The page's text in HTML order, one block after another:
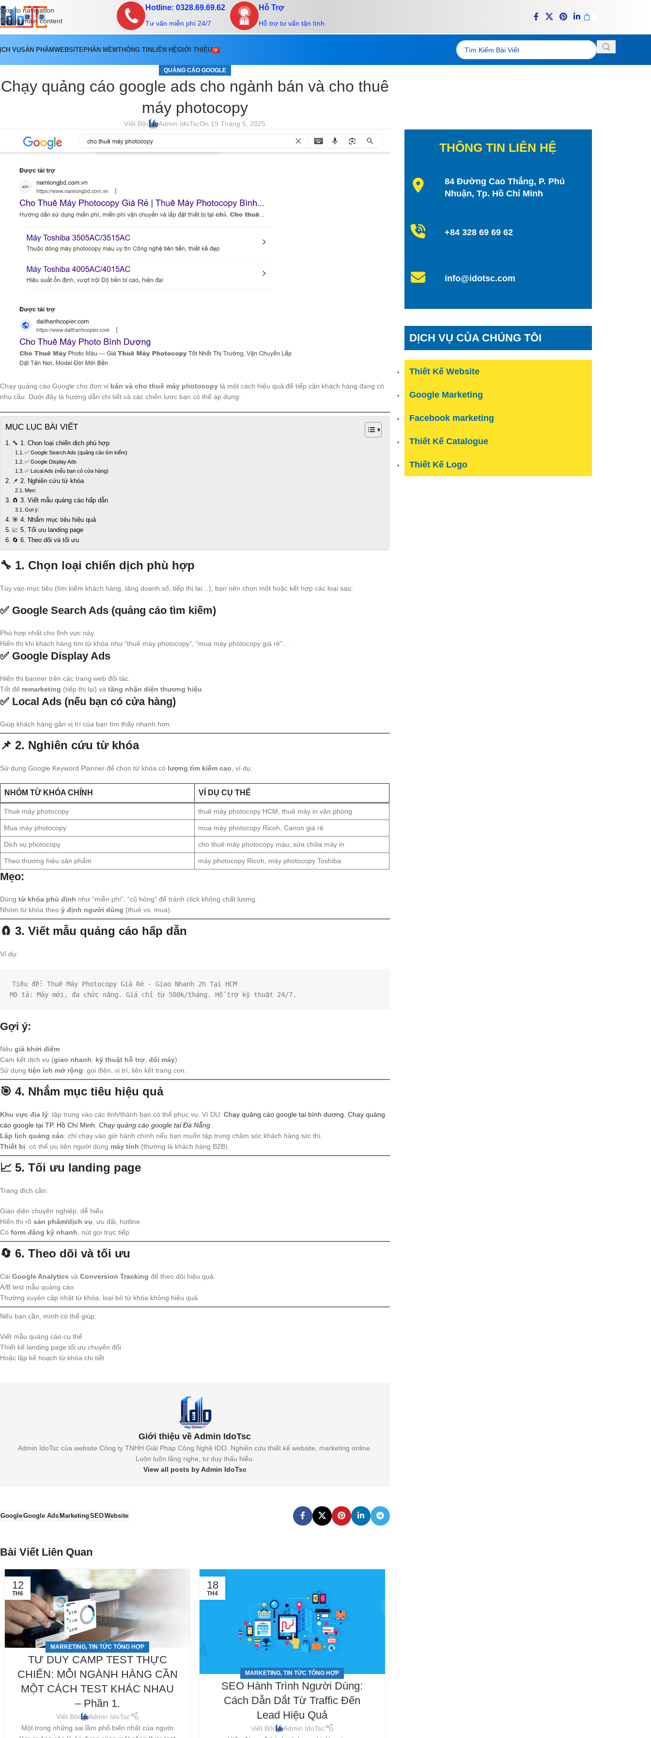
Skip to navigation
Skip to main content
Hotline: 0328.69.69.62
Tư vấn miễn phí 24/7
Hỗ Trợ
Hỗ trợ tư vấn tận tình
VỤSẢN PHẨMWEBSITEPHẦN MỀMTHÔNG TINLIÊN HỆGIỚI THIỆU
QUẢNG CÁO GOOGLE
Chạy quảng cáo google ads cho ngành bán và cho thuê
máy photocopy
Viết Bởi Admin IdoTscOn 19 Tháng 5, 2025
Chạy quảng cáo Google cho đơn vị bán và cho thuê máy photocopy là một cách hiệu quả để tiếp cận khách hàng đang có
nhu cầu. Dưới đây là hướng dẫn chi tiết và các chiến lược bạn có thể áp dụng:
MỤC LỤC BÀI VIẾT
🔧 1. Chọn loại chiến dịch phù hợp
✅ Google Search Ads (quảng cáo tìm kiếm)
✅ Google Display Ads
✅ Local Ads (nếu bạn có cửa hàng)
📌 2. Nghiên cứu từ khóa
Mẹo:
🧲 3. Viết mẫu quảng cáo hấp dẫn
Gợi ý:
🎯 4. Nhắm mục tiêu hiệu quả
📈 5. Tối ưu landing page
🔄 6. Theo dõi và tối ưu
🔧 1. Chọn loại chiến dịch phù hợp
Tùy vào mục tiêu (tìm kiếm khách hàng, tăng doanh số, tiếp thị lại…), bạn nên chọn một hoặc kết hợp các loại sau:
✅ Google Search Ads (quảng cáo tìm kiếm)
Phù hợp nhất cho lĩnh vực này.
Hiển thị khi khách hàng tìm từ khóa như “thuê máy photocopy”, “mua máy photocopy giá rẻ”…
✅ Google Display Ads
Hiển thị banner trên các trang web đối tác.
Tốt để remarketing (tiếp thị lại) và tăng nhận diện thương hiệu.
✅ Local Ads (nếu bạn có cửa hàng)
Giúp khách hàng gần vị trí của bạn tìm thấy nhanh hơn.
📌 2. Nghiên cứu từ khóa
Sử dụng Google Keyword Planner để chọn từ khóa có lượng tìm kiếm cao, ví dụ:
NHÓM TỪ KHÓA CHÍNH VÍ DỤ CỤ THỂ
Thuê máy photocopy thuê máy photocopy HCM, thuê máy in văn phòng
Mua máy photocopy mua máy photocopy Ricoh, Canon giá rẻ
Dịch vụ photocopy cho thuê máy photocopy màu, sửa chữa máy in
Theo thương hiệu sản phẩm máy photocopy Ricoh, máy photocopy Toshiba
Mẹo:
Dùng từ khóa phủ định như “miễn phí”, “cũ hỏng” để tránh click không chất lượng.
Nhóm từ khóa theo ý định người dùng (thuê vs. mua).
🧲 3. Viết mẫu quảng cáo hấp dẫn
Ví dụ:
Tiêu đề: Thuê Máy Photocopy Giá Rẻ - Giao Nhanh 2h Tại HCM
Mô tả: Máy mới, đa chức năng. Giá chỉ từ 500k/tháng. Hỗ trợ kỹ thuật 24/7.
Gợi ý:
Nêu giá khởi điểm
Cam kết dịch vụ (giao nhanh, kỹ thuật hỗ trợ, đổi máy)
Sử dụng tiện ích mở rộng: gọi điện, vị trí, liên kết trang con.
🎯 4. Nhắm mục tiêu hiệu quả
Khu vực địa lý: tập trung vào các tỉnh/thành bạn có thể phục vụ. Ví DỤ: Chạy quảng cáo google tại bình dương, Chạy quảng
cáo google tại TP. Hồ Chí Minh, Chạy quảng cáo google tại Đà Nẵng
Lập lịch quảng cáo: chỉ chạy vào giờ hành chính nếu bạn muốn tập trung chăm sóc khách hàng tức thì.
Thiết bị: có thể ưu tiên người dùng máy tính (thường là khách hàng B2B).
📈 5. Tối ưu landing page
Trang đích cần:
Giao diện chuyên nghiệp, dễ hiểu.
Hiển thị rõ sản phẩm/dịch vụ, ưu đãi, hotline.
Có form đăng ký nhanh, nút gọi trực tiếp.
🔄 6. Theo dõi và tối ưu
Cài Google Analytics và Conversion Tracking để theo dõi hiệu quả.
A/B test mẫu quảng cáo.
Thường xuyên cập nhật từ khóa, loại bỏ từ khóa không hiệu quả.
Nếu bạn cần, mình có thể giúp:
Viết mẫu quảng cáo cụ thể
Thiết kế landing page tối ưu chuyển đổi
Hoặc lập kế hoạch từ khóa chi tiết
Giới thiệu về Admin IdoTsc
Admin IdoTsc của website Công ty TNHH Giải Pháp Công Nghệ IDO. Nghiên cứu thiết kế website, marketing online.
Luôn luôn lắng nghe, tư duy thấu hiểu.
View all posts by Admin IdoTsc
GoogleGoogle AdsMarketing SEOWebsite
Bài Viết Liên Quan
12
TH6
MARKETING,TIN TỨC TỔNG HỢP
TƯ DUY CAMP TEST THỰC
CHIẾN: MỖI NGÀNH HÀNG CẦN
MỘT CÁCH TEST KHÁC NHAU
– Phần 1.
Viết Bởi
Admin IdoTsc
Một trong những sai lầm phổ biến nhất của người
18
TH4
MARKETING,TIN TỨC TỔNG HỢP
SEO Hành Trình Người Dùng:
Cách Dẫn Dắt Từ Traffic Đến
Lead Hiệu Quả
Viết Bởi
Admin IdoTsc
THÔNG TIN LIÊN HỆ
84 Đường Cao Thắng, P. Phú
Nhuận, Tp. Hồ Chí Minh
+84 328 69 69 62
info@idotsc.com
DỊCH VỤ CỦA CHÚNG TÔI
Thiết Kế Website
Google Marketing
Facebook marketing
Thiết Kế Catalogue
Thiết Kế Logo